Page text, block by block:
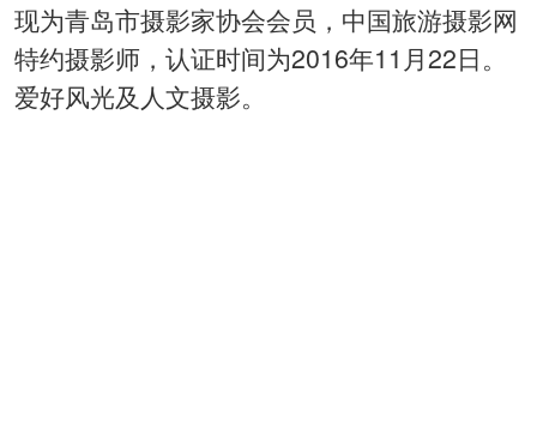
现为青岛市摄影家协会会员，中国旅游摄影网
特约摄影师，认证时间为2016年11月22日。
爱好风光及人文摄影。